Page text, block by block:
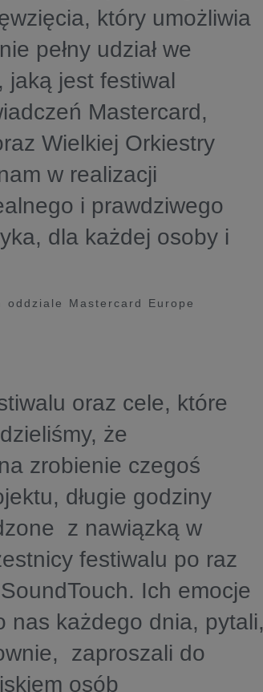
który umożliwia
pełny udział we
jaką jest festiwal
Mastercard,
Wielkiej Orkiestry
w realizacji
i prawdziwego
dla każdej osoby i
oddziale Mastercard Europe
oraz cele, które
że
zrobienie czegoś
długie godziny
z nawiązką w
festiwalu po raz
Ich emocje
nas każdego dnia, pytali,
zaproszali do
osób